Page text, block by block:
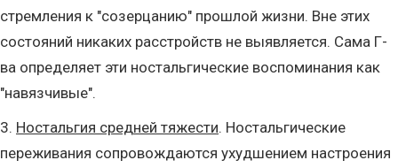
стремления к "созерцанию" прошлой жизни. Вне этих
состояний никаких расстройств не выявляется. Сама Г-
ва определяет эти ностальгические воспоминания как
"навязчивые".
3. Ностальгия средней тяжести. Ностальгические
переживания сопровождаются ухудшением настроения